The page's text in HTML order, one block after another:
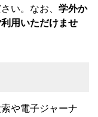
い。なお、 学外か
用いただけませ
や電子ジャーナ